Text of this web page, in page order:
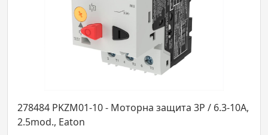
3P / 6.3-10A,
278485 PKZM01-12 - Моторна защита